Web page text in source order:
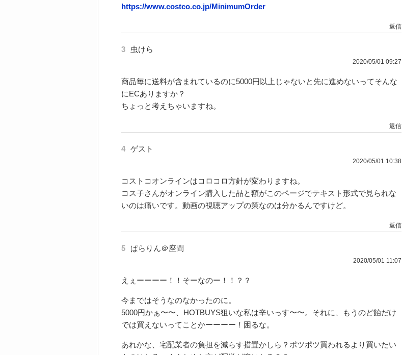
https://www.costco.co.jp/MinimumOrder
返信
3 虫けら
2020/05/01 09:27
商品毎に送料が含まれているのに5000円以上じゃないと先に進めないってそんな
にECありますか？
ちょっと考えちゃいますね。
返信
4 ゲスト
2020/05/01 10:38
コストコオンラインはコロコロ方針が変わりますね。
コス子さんがオンライン購入した品と額がこのページでテキスト形式で見られな
いのは痛いです。動画の視聴アップの策なのは分かるんですけど。
返信
5 ぱらりん＠座間
2020/05/01 11:07
えぇーーーー！！そーなのー！！？？
今まではそうなのなかったのに。
5000円かぁ〜〜、HOTBUYS狙いな私は辛いっす〜〜。それに、もうのど飴だけ
では買えないってことかーーーー！困るな。
あれかな、宅配業者の負担を減らす措置かしら？ポツポツ買われるより買いたい